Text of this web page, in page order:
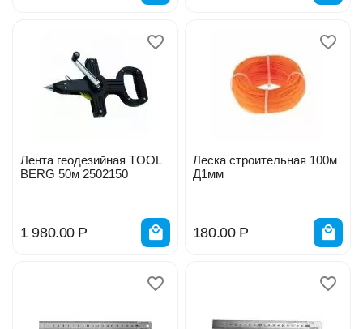
Лента геодезийная TOOL
BERG 50м 2502150
1 980.00 Р
Леска строительная 100м
Д1мм
180.00 Р